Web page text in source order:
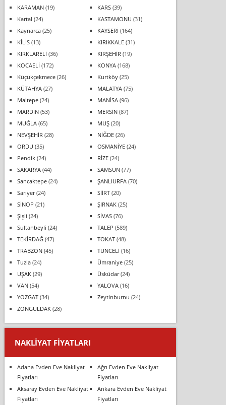
KARAMAN(19) KARS(39)
Kartal (24) KASTAMONU (31)
Kaynarca(25) KAYSERİ (164)
KİLİS(13) KIRIKKALE(31)
KIRKLARELİ (36) KIRŞEHİR (19)
KOCAELİ (172) KONYA(168)
Küçükçekmece(26) Kurtköy(25)
KÜTAHYA(27) MALATYA(75)
Maltepe(24) MANİSA(96)
MARDİN(53) MERSİN(87)
MUĞLA(65) MUŞ(20)
NEVŞEHİR (28) NİĞDE(26)
ORDU (35) OSMANİYE(24)
Pendik(24) RİZE(24)
SAKARYA(44) SAMSUN(77)
Sancaktepe(24) ŞANLIURFA(70)
Sarıyer(24) SİİRT(20)
SİNOP (21) ŞIRNAK(25)
Şişli (24) SİVAS(76)
Sultanbeyli (24) TALEP (589)
TEKİRDAĞ(47) TOKAT(48)
TRABZON(45) TUNCELİ (16)
Tuzla(24) Ümraniye(25)
UŞAK(29) Üsküdar(24)
VAN(54) YALOVA(16)
YOZGAT(34) Zeytinburnu (24)
ZONGULDAK(28)
NAKLIYAT FIYATLARI
Adana Evden Eve Nakliyat
Fiyatları
Ağrı Evden Eve Nakliyat
Fiyatları
Aksaray Evden Eve Nakliyat
Fiyatları
Ankara Evden Eve Nakliyat
Fiyatları